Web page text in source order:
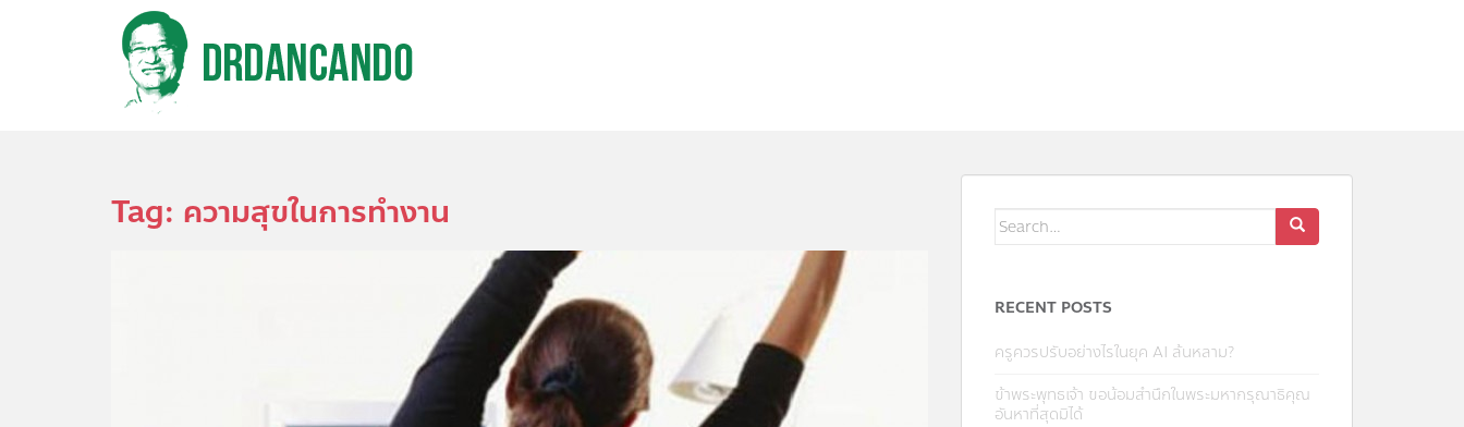
Tag: ความสุขในการทำงาน
RECENT POSTS
ครูควรปรับอย่างไรในยุค AI ล้นหลาม?
ข้าพระพุทธเจ้า ขอน้อมสำนึกในพระมหากรุณาธิคุณ
อันหาที่สุดมิได้